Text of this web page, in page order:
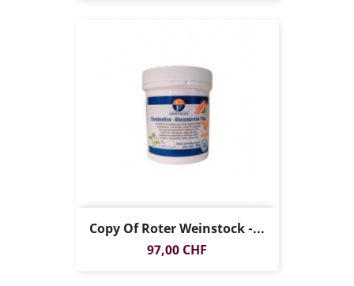
Copy Of Roter Weinstock -...
Preis
97,00 CHF